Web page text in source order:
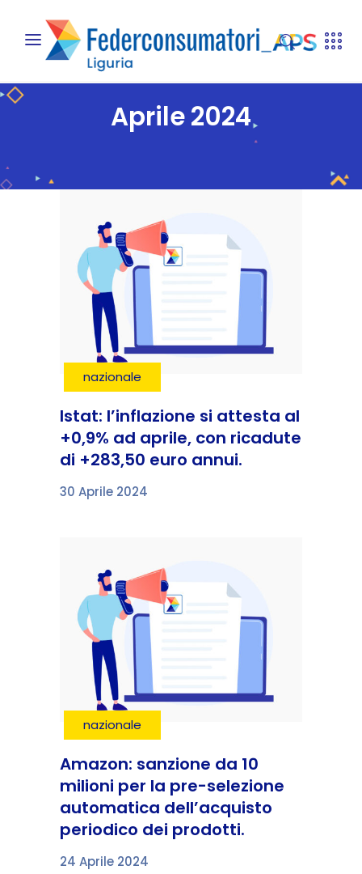
Aprile 2024
nazionale
Istat: l’inflazione si attesta al
+0,9% ad aprile, con ricadute
di +283,50 euro annui.
30 Aprile 2024
nazionale
Amazon: sanzione da 10
milioni per la pre-selezione
automatica dell’acquisto
periodico dei prodotti.
24 Aprile 2024